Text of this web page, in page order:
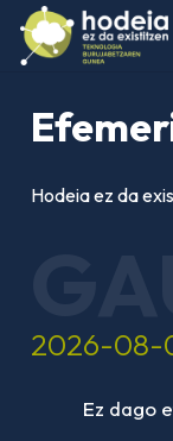
Hodeia ez da
2026-08-
Ez dago